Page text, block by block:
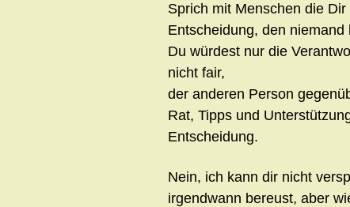
Sprich mit Menschen die
Entscheidung, den
Du würdest nur die
nicht fair,
der anderen Person
Rat, Tipps und
Entscheidung.
Nein, ich kann dir nicht
irgendwann bereust, aber